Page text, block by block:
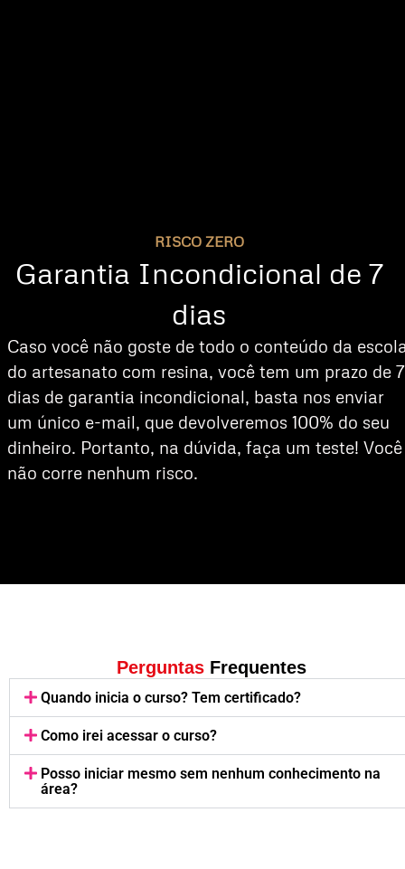
RISCO ZERO
Garantia Incondicional de 7
dias
Caso você não goste de todo o conteúdo da
do artesanato com resina, você tem um prazo de 7
dias de garantia incondicional, basta nos enviar
um único e-mail, que devolveremos 100% do seu
dinheiro. Portanto, na dúvida, faça um teste! Você
não corre nenhum risco.
Perguntas Frequentes
Quando inicia o curso? Tem certificado?
Como irei acessar o curso?
Posso iniciar mesmo sem nenhum conhecimento na
área?